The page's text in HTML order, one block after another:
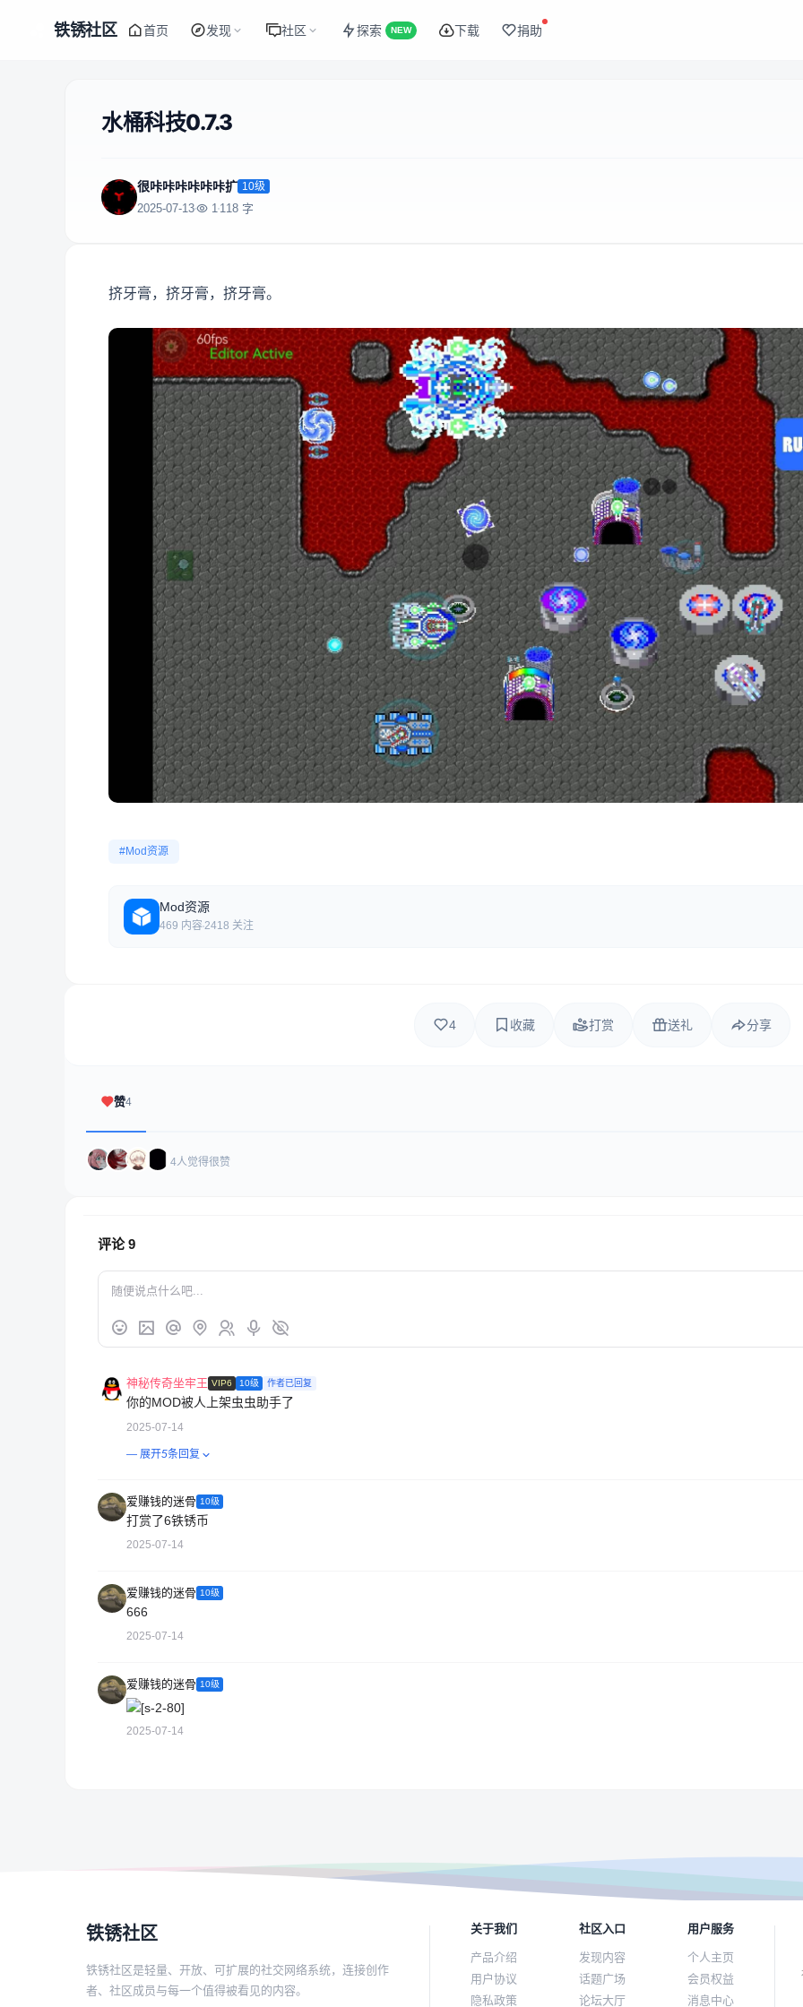
铁锈社区 首页 发现 社区 探索 NEW 下载 捐助
水桶科技0.7.3
很咔咔咔咔咔咔扩 10级
2025-07-13 1 118 字
挤牙膏，挤牙膏，挤牙膏。
#Mod资源
Mod资源
469 内容 2418 关注
4 收藏 打赏 送礼 分享
赞4
4人觉得很赞
评论9
神秘传奇坐牢王 VIP6 10级 作者已回复
你的MOD被人上架虫虫助手了
2025-07-14
— 展开5条回复
爱赚钱的迷骨 10级
打赏了6铁锈币
2025-07-14
爱赚钱的迷骨 10级
666
2025-07-14
爱赚钱的迷骨 10级
2025-07-14
铁锈社区
铁锈社区是轻量、开放、可扩展的社交网络系统，连接创作
者、社区成员与每一个值得被看见的内容。
关于我们
产品介绍
用户协议
隐私政策
社区入口
发现内容
话题广场
论坛大厅
用户服务
个人主页
会员权益
消息中心